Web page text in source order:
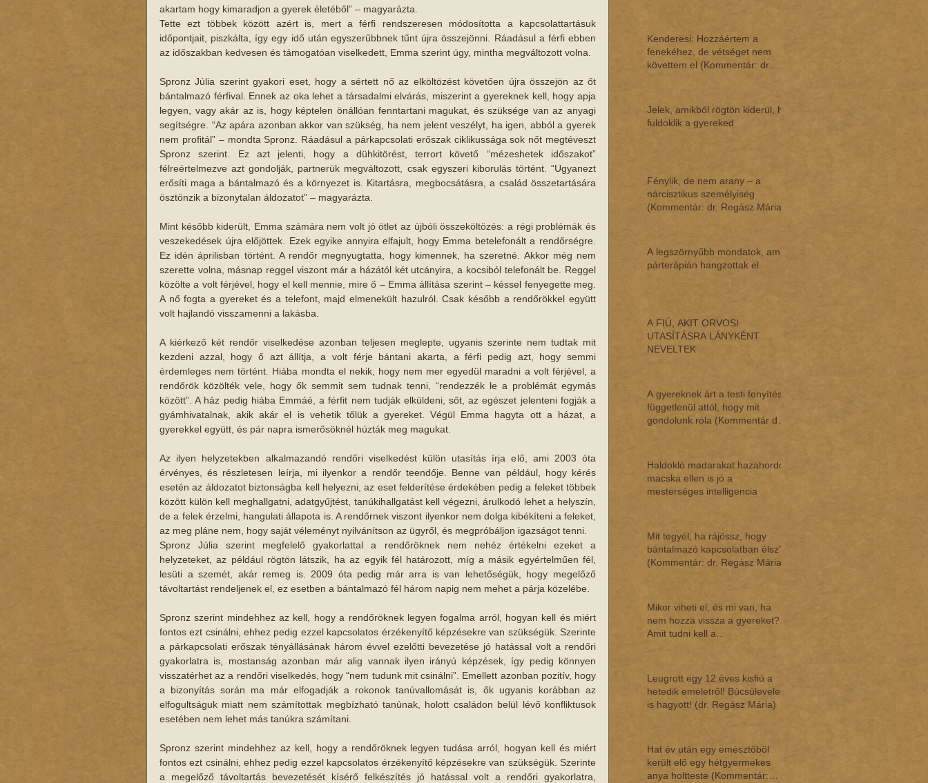
akartam hogy kimaradjon a gyerek életéből” – magyarázta.
Tette ezt többek között azért is, mert a férfi rendszeresen módosította a kapcsolattartásuk
időpontjait, piszkálta, így egy idő után egyszerűbbnek tűnt újra összejönni. Ráadásul a férfi ebben
az időszakban kedvesen és támogatóan viselkedett, Emma szerint úgy, mintha megváltozott volna.
Spronz Júlia szerint gyakori eset, hogy a sértett nő ​az elköltözést követően ​újra összejön az őt
bántalmazó férfival. Ennek az oka lehet a társadalmi elvárás, miszerint a gyereknek kell, hogy apja
legyen, vagy akár az is, hogy képtelen ​önállóan fenntartani magukat, és szüksége van az anyagi
segítségre. “Az apára azonban akkor van szükség, ha nem jelent veszélyt, ha igen, abból a gyerek
nem profitál” – mondta Spronz. ​Ráadásul a párkapcsolati erőszak ciklikussága sok nőt megtéveszt
Spronz szerint. Ez azt jelenti, hogy a dühkitörést, terrort követő “mézeshetek időszakot”
félreértelmezve azt gondolják, partnerük megváltozott, csak egyszeri kiborulás történt. “Ugyanezt
erősíti maga a bántalmazó és a környezet is. Kitartásra, megbocsátásra, a család összetartására
ösztönzik a bizonytalan áldozatot” – magyarázta.
Mint később kiderült, Emma számára nem volt jó ötlet az újbóli összeköltözés: a régi problémák és
veszekedések újra előjöttek. Ezek egyike annyira elfajult, hogy Emma betelefonált a rendőrségre.
Ez idén áprilisban történt. A rendőr megnyugtatta, hogy kimennek, ha szeretné. Akkor még nem
szerette volna, másnap reggel viszont már a házától két utcányira, a kocsiból telefonált be. Reggel
közölte a volt férjével, hogy el kell mennie, mire ő – Emma állítása szerint – késsel fenyegette meg.
A nő fogta a gyereket és a telefont, majd elmenekült hazulról. Csak később a rendőrökkel együtt
volt hajlandó visszamenni a lakásba.
A kiérkező két rendőr viselkedése azonban teljesen meglepte, ugyanis szerinte nem tudtak mit
kezdeni azzal, hogy ő azt állítja, a volt férje bántani akarta, a férfi pedig azt, hogy semmi
érdemleges nem történt. Hiába mondta el nekik, hogy nem mer egyedül maradni a volt férjével, a
rendőrök közölték vele, hogy ők semmit sem tudnak tenni, “rendezzék le a problémát egymás
között”. A ház pedig hiába Emmáé, a férfit nem tudják elküldeni, sőt, az egészet jelenteni fogják a
gyámhivatalnak, akik akár el is vehetik tőlük a gyereket. Végül Emma hagyta ott a házat, a
gyerekkel együtt, és pár napra ismerősöknél húzták meg magukat.
Az ilyen helyzetekben alkalmazandó rendőri viselkedést külön utasítás írja elő, ami 200​3 óta
érvényes, és részletesen leírja, mi ilyenkor a rendőr teendője. Benne van például, hogy kérés
esetén az áldozatot biztonságba kell helyezni, az eset felderítése érdekében pedig a feleket többek
között külön kell meghallgatni, adatgyűjtést, tanúkihallgatást kell végezni, árulk​o​dó lehet a helyszín,
de a felek érzelmi, hangulati állapota is. A rendőrnek viszont ilyenkor nem dolga kibékíteni a feleket,
az meg pláne​ nem​, hogy saját véleményt nyilvánítson az ügyről, és megpróbáljon igazságot tenni.
Spronz Júlia szerint megfelelő gyakorlattal a rendőröknek nem nehéz értékelni ezeket a
helyzeteket, az például rögtön látszik, ha az egyik fél határozott, míg a másik egyértelműen fél,
lesüti a ​szemét, akár remeg is. 2009 óta pedig már arra is van lehetőségük, hogy megelőző
távoltartást rendeljenek el, ez esetben a bántalmazó fél három napig nem mehet a párja közelébe.
Spronz szerint mindehhez az kell, hogy a rendőröknek legyen fogalma arról, hogyan kell és miért
fontos ezt csinálni, ehhez pedig ezzel kapcsolatos érzékenyítő képzésekre van szükségük. Szerinte
a párkapcsolati erőszak tényállásának három évvel ezelőtti bevezetése jó hatással volt a rendőri
gyakorlatra is, mostanság azonban már alig vannak ilyen irányú képzések, így pedig könnyen
visszatérhet az a rendőri viselkedés, hogy “nem tudunk mit csinálni”. Emellett azonban pozitív, hogy
a bizonyítás során ma már elfogadják a rokonok tanúvallomását is, ők ugyanis korábban az
elfogultságuk miatt nem számítottak megbízható tanúnak, holott családon belül lévő konfliktusok
esetében nem lehet más tanúkra számítani.
Spronz szerint mindehhez az kell, hogy a rendőröknek legyen ​tudása arról, hogyan kell és miért
fontos ezt csinálni, ehhez pedig ezzel kapcsolatos érzékenyítő képzésekre van szükségük. Szerinte
a ​megelőző ​​távoltartás bevezetését kísérő felkészítés jó hatással volt a rendőri gyakorlatr​a​,
Kenderesi: Hozzáértem a
fenekéhez, de vétséget nem
követtem el (Kommentár: dr.
Jelek, amikből rögtön kiderül, ha
fuldoklik a gyereked
Fénylik, de nem arany – a
nárcisztikus személyiség
(Kommentár: dr. Regász Mária)
A legszörnyűbb mondatok, amik
párterápián hangzottak el
A FIÚ, AKIT ORVOSI
UTASÍTÁSRA LÁNYKÉNT
NEVELTEK
A gyereknek árt a testi fenyítés,
függetlenül attól, hogy mit
gondolunk róla (Kommentár dr.
Haldokló madarakat hazahordó
macska ellen is jó a
mesterséges intelligencia
Mit tegyél, ha rájössz, hogy
bántalmazó kapcsolatban élsz?
(Kommentár: dr. Regász Mária)
Mikor viheti el, és mi van, ha
nem hozza vissza a gyereket?
Amit tudni kell a
Leugrott egy 12 éves kisfiú a
hetedik emeletről! Búcsúlevelet
is hagyott! (dr. Regász Mária)
Hat év után egy emésztőből
került elő egy hétgyermekes
anya holtteste (Kommentár: